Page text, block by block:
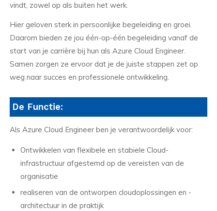
vindt, zowel op als buiten het werk.
Hier geloven sterk in persoonlijke begeleiding en groei.
Daarom bieden ze jou één-op-één begeleiding vanaf de
start van je carrière bij hun als Azure Cloud Engineer.
Samen zorgen ze ervoor dat je de juiste stappen zet op
weg naar succes en professionele ontwikkeling.
De Functie:
Als Azure Cloud Engineer ben je verantwoordelijk voor:
Ontwikkelen van flexibele en stabiele Cloud-
infrastructuur afgestemd op de vereisten van de
organisatie
realiseren van de ontworpen cloudoplossingen en -
architectuur in de praktijk